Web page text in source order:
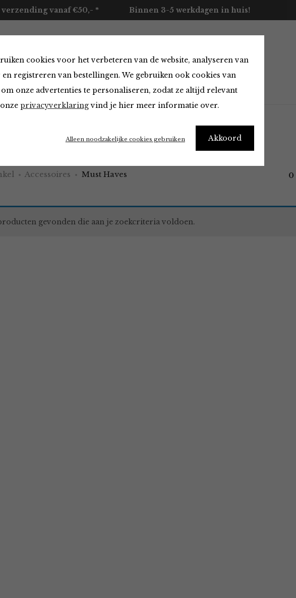
cookies voor het verbeteren van de website, analyseren van
en registreren van bestellingen. We gebruiken ook cookies van
onze advertenties te personaliseren, zodat ze altijd relevant
privacyverklaringvind je hier meer informatie over.
Akkoord
Alleen noodzakelijke cookies gebruiken
verzending vanaf €50,- * Binnen 3-5 werkdagen in huis!
Merken Over ons Contact
Accessoires Must Haves 0
gevonden die aan je zoekcriteria voldoen.